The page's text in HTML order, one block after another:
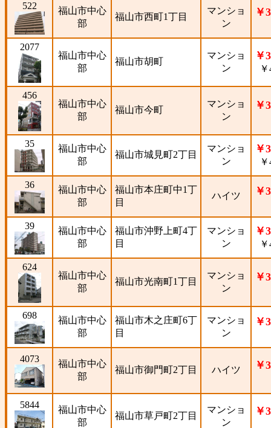
522
福山市中心
部
福山市西町1丁目
マンショ
ン
￥
2077
福山市中心
部
福山市胡町
マンショ
ン
￥
456
福山市中心
部
福山市今町
マンショ
ン
￥
35
福山市中心
部
福山市城見町2丁目
マンショ
ン
￥
36
福山市中心
部
福山市本庄町中1丁
目
ハイツ ￥
39
福山市中心
部
福山市沖野上町4丁
目
マンショ
ン
￥
624
福山市中心
部
福山市光南町1丁目
マンショ
ン
￥
698
福山市中心
部
福山市木之庄町6丁
目
マンショ
ン
￥
4073
福山市中心
部
福山市御門町2丁目 ハイツ ￥
5844
福山市中心
部
福山市草戸町2丁目
マンショ
ン
￥